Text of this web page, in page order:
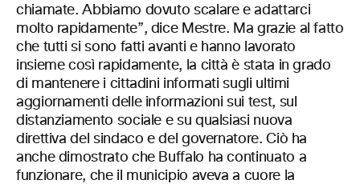
chiamate. Abbiamo dovuto scalare e adattarci
molto rapidamente”, dice Mestre. Ma grazie al fatto
che tutti si sono fatti avanti e hanno lavorato
insieme così rapidamente, la città è stata in grado
di mantenere i cittadini informati sugli ultimi
aggiornamenti delle informazioni sui test, sul
distanziamento sociale e su qualsiasi nuova
direttiva del sindaco e del governatore. Ciò ha
anche dimostrato che Buffalo ha continuato a
funzionare, che il municipio aveva a cuore la